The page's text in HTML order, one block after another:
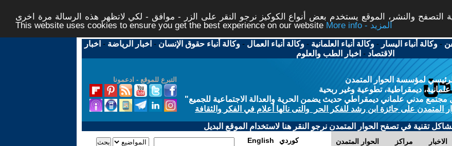
والنشر، الموقع يستخدم بعض أنواع الكوكيز نرجو النقر على الزر - موافق - لكي لاتظهر هذه الرسالة مرة اخرى -
This website uses cookies to ensure you get the best experience on our website
More info - المزيد
-وكالة أنباء اليسار -وكالة أنباء العلمانية -وكالة أنباء العمال -وكالة أنباء حقوق الإنسان - اخبار الرياضة - اخبار
الاقتصاد - اخبار الطب والعلوم
التبرع للموقع - ادعمونا
لمؤسسة الحوار المتمدن
ديمقراطية، تطوعية وغير ربحية
مدني علماني ديمقراطي حديث يضمن الحرية والعدالة الاجتماعية للجميع"
المتمدن على جائزة ابن رشد للفكر الحر والتى نالها أعلام في الفكر والثقافة
تقنية في تصفح الحوار المتمدن نرجو النقر هنا لاستخدام الموقع البديل
الحوار المتمدن مراكز الاخبار English كوردي